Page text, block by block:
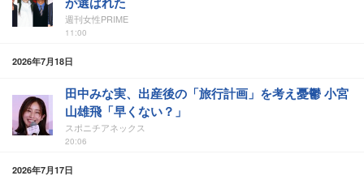
週刊女性PRIME
11:00
2026年7月18日
田中みな実、出産後の「旅行計画」を考え憂鬱 小宮
山雄飛「早くない？」
スポニチアネックス
20:06
2026年7月17日